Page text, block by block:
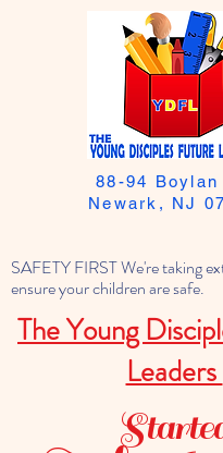
SAFETY FIRST We're taking
ensure your children are safe.
The Young
Leaders
88-94 Boylan
Newark, NJ